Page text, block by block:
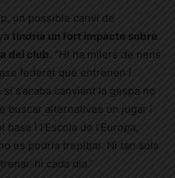
un possible canvi de
tindria un fort impacte sobre
del club. “Hi ha milers de nens
federat que entrenen i
s’acaba canviant la gespa no
buscar alternatives on jugar i
i l’Escola de l’Europa,
es podria trepitjar. Ni tan sols
hi cada dia.”